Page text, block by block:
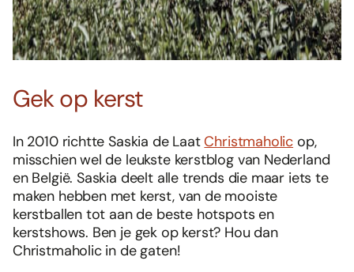
Gek op kerst
In 2010 richtte Saskia de LaatChristmaholic op,
misschien wel de leukste kerstblog van Nederland
en België. Saskia deelt alle trends die maar iets te
maken hebben met kerst, van de mooiste
kerstballen tot aan de beste hotspots en
kerstshows. Ben je gek op kerst? Hou dan
Christmaholic in de gaten!